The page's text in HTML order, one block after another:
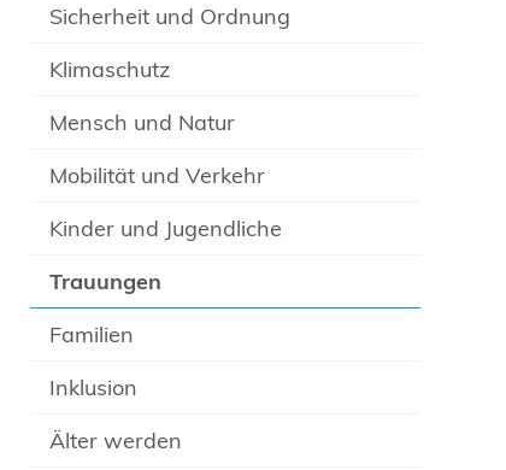
Sicherheit und Ordnung
Klimaschutz
Mensch und Natur
Mobilität und Verkehr
Kinder und Jugendliche
Trauungen
Familien
Inklusion
Älter werden